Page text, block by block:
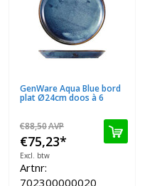
GenWare Aqua Blue bord
plat Ø24cm doos à 6
€88,50AVP
€75,23*
Excl. btw
Artnr:
702300000020